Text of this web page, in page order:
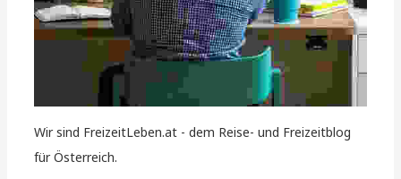
Wir sind FreizeitLeben.at - dem Reise- und Freizeitblog
für Österreich.